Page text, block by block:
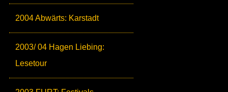
2004 Abwärts: Karstadt
2003/ 04 Hagen Liebing:
Lesetour